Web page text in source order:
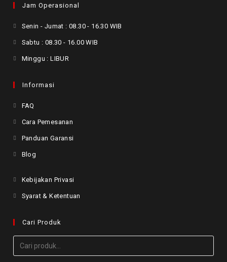
Jam Operasional
Senin - Jumat : 08.30 - 16.30 WIB
Sabtu : 08.30 - 16.00 WIB
Minggu : LIBUR
Informasi
FAQ
Cara Pemesanan
Panduan Garansi
Blog
Kebijakan Privasi
Syarat & Ketentuan
Cari Produk